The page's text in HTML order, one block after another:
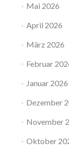
Mai 2026
April 2026
März 2026
Februar
Januar 2026
Dezember
November
Oktober